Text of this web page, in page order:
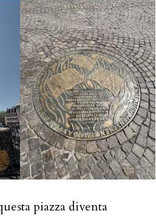
piazza diventa